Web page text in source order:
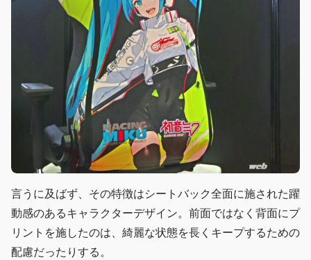
言うに及ばず、その特徴はシートバック全面に施された躍
動感のあるキャラクターデザイン。前面ではなく背面にプ
リントを施したのは、綺麗な状態を長くキープするための
配慮だったりする。